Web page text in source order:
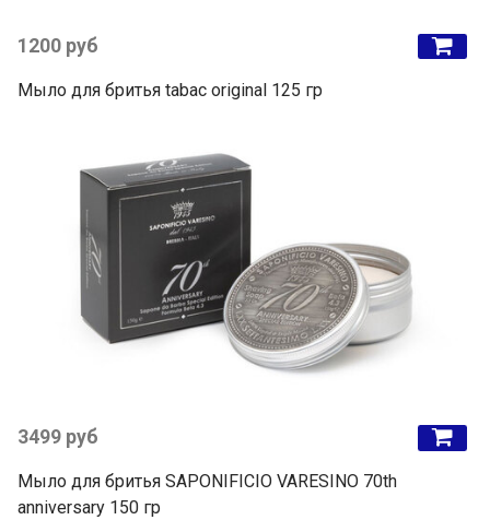
1200 руб
Мыло для бритья tabac original 125 гр
3499 руб
Мыло для бритья SAPONIFICIO VARESINO 70th
anniversary 150 гр